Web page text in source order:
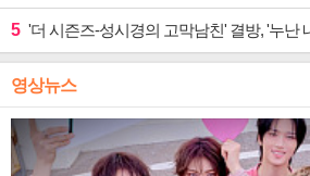
5 '더 시즌즈-성시경의 고막남친' 결방, '누난 내게
영상뉴스